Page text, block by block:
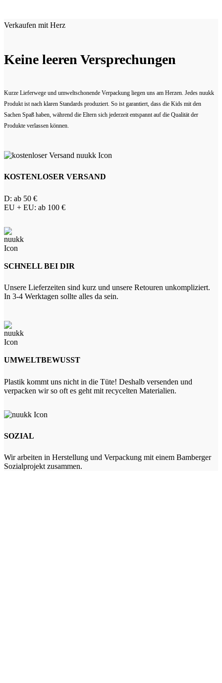
Verkaufen mit Herz
Keine leeren Versprechungen
Kurze Lieferwege und umweltschonende Verpackung liegen uns am Herzen. Jedes nuukk
Produkt ist nach klaren Standards produziert. So ist garantiert, dass die Kids mit den
Sachen Spaß haben, während die Eltern sich jederzeit entspannt auf die Qualität der
Produkte verlassen können.
KOSTENLOSER VERSAND
D: ab 50 €
EU + EU: ab 100 €
SCHNELL BEI DIR
Unsere Lieferzeiten sind kurz und unsere Retouren unkompliziert.
In 3-4 Werktagen sollte alles da sein.
UMWELTBEWUSST
Plastik kommt uns nicht in die Tüte! Deshalb versenden und
verpacken wir so oft es geht mit recycelten Materialien.
SOZIAL
Wir arbeiten in Herstellung und Verpackung mit einem Bamberger
Sozialprojekt zusammen.